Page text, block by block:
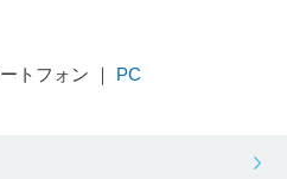
トフォン ｜ PC